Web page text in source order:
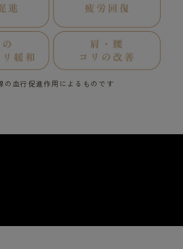
血行促進作用によるものです